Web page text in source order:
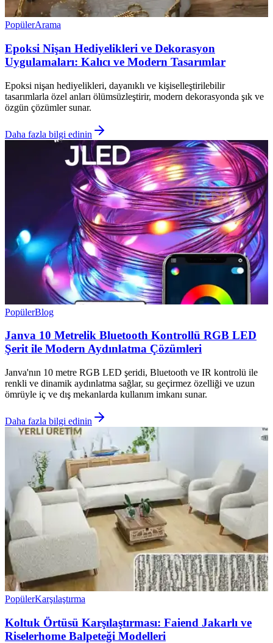
PopülerArama
Epoksi Nişan Hediyelikleri ve Dekorasyon
Uygulamaları: Kalıcı ve Modern Tasarımlar
Epoksi nişan hediyelikleri, dayanıklı ve kişiselleştirilebilir
tasarımlarla özel anları ölümsüzleştirir, modern dekorasyonda şık ve
özgün çözümler sunar.
Daha fazla bilgi edinin
PopülerBlog
Janva 10 Metrelik Bluetooth Kontrollü RGB LED
Şerit ile Modern Aydınlatma Çözümleri
Janva'nın 10 metre RGB LED şeridi, Bluetooth ve IR kontrolü ile
renkli ve dinamik aydınlatma sağlar, su geçirmez özelliği ve uzun
ömrüyle iç ve dış mekanlarda kullanım imkanı sunar.
Daha fazla bilgi edinin
PopülerKarşılaştırma
Koltuk Örtüsü Karşılaştırması: Faiend Jakarlı ve
Riselerhome Balpeteği Modelleri